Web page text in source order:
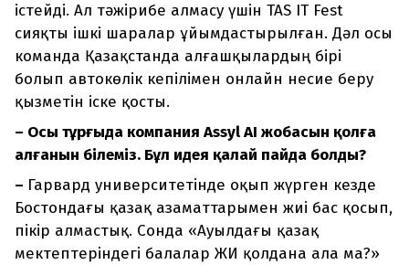
істейді. Ал тәжірибе алмасу үшін TAS IT Fest
сияқты ішкі шаралар ұйымдастырылған. Дәл осы
команда Қазақстанда алғашқылардың бірі
болып автокөлік кепілімен онлайн несие беру
қызметін іске қосты.
– Осы тұрғыда компания Assyl AI жобасын қолға
алғанын білеміз. Бұл идея қалай пайда болды?
– Гарвард университетінде оқып жүрген кезде
Бос­тондағы қазақ азаматтарымен жиі бас қосып,
пікір алмастық. Сонда «Ауылдағы қазақ
мектептеріндегі балалар ЖИ қолдана ала ма?»